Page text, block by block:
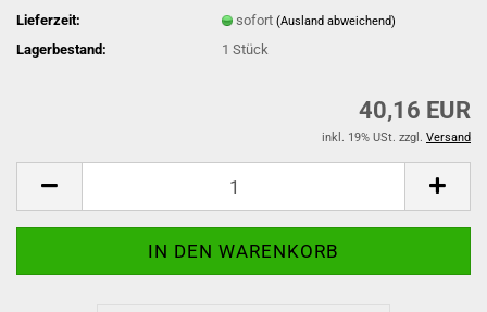
Lieferzeit:
sofort(Ausland abweichend)
Lagerbestand: 1Stück
40,16 EUR
inkl. 19% USt. zzgl. Versand